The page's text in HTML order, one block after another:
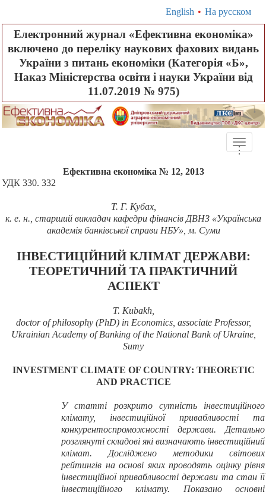
English • На русском
Електронний журнал «Ефективна економіка»
включено до переліку наукових фахових видань
України з питань економіки (Категорія «Б»,
Наказ Міністерства освіти і науки України від
11.07.2019 № 975)
Toggle
...
Ефективна економіка № 12, 2013
УДК 330. 332
Т. Г. Кубах,
к. е. н., старший викладач кафедри фінансів ДВНЗ «Українська
академія банківської справи НБУ», м. Суми
ІНВЕСТИЦІЙНИЙ КЛІМАТ ДЕРЖАВИ:
ТЕОРЕТИЧНИЙ ТА ПРАКТИЧНИЙ
АСПЕКТ
T. Kubakh,
doctor of philosophy (PhD) in Economics, associate Professor,
Ukrainian Academy of Banking of the National Bank of Ukraine,
Sumy
INVESTMENT CLIMATE OF COUNTRY: THEORETIC
AND PRACTICE
У статті розкрито сутність інвестиційного
клімату, інвестиційної привабливості та
конкурентоспроможності держави. Детально
розглянуті складові які визначають інвестиційний
клімат. Досліджено методики світових
рейтингів на основі яких проводять оцінку рівня
інвестиційної привабливості держави та стан її
інвестиційного клімату. Показано основні